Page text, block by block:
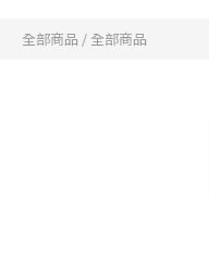
全部商品 / 全部商品